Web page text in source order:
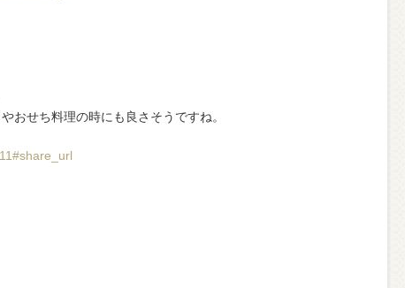
おせち料理の時にも良さそうですね。